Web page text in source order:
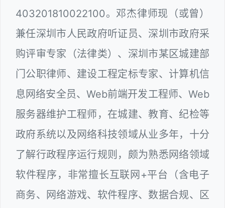
403201810022100。邓杰律师现（或曾）
兼任深圳市人民政府听证员、深圳市政府采
购评审专家（法律类）、深圳市某区城建部
门公职律师、建设工程定标专家、计算机信
息网络安全员、Web前端开发工程师、Web
服务器维护工程师，在城建、教育、纪检等
政府系统以及网络科技领域从业多年，十分
了解行政程序运行规则，颇为熟悉网络领域
软件程序，非常擅长互联网+平台（含电子
商务、网络游戏、软件程序、数据合规、区